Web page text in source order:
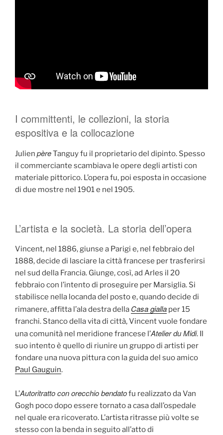
I committenti, le collezioni, la storia
espositiva e la collocazione
Julien pèreTanguy fu il proprietario del dipinto. Spesso
il commerciante scambiava le opere degli artisti con
materiale pittorico. L’opera fu, poi esposta in occasione
di due mostre nel 1901 e nel 1905.
L’artista e la società. La storia dell’opera
Vincent, nel 1886, giunse a Parigi e, nel febbraio del
1888, decide di lasciare la città francese per trasferirsi
nel sud della Francia. Giunge, così, ad Arles il 20
febbraio con l’intento di proseguire per Marsiglia. Si
stabilisce nella locanda del posto e, quando decide di
rimanere, affitta l’ala destra della Casa gialla per 15
franchi. Stanco della vita di città, Vincent vuole fondare
una comunità nel meridione francese l’Atelier du Midi. Il
suo intento è quello di riunire un gruppo di artisti per
fondare una nuova pittura con la guida del suo amico
Paul Gauguin.
L’Autoritratto con orecchio bendatofu realizzato da Van
Gogh poco dopo essere tornato a casa dall’ospedale
nel quale era ricoverato. L’artista ritrasse più volte se
stesso con la benda in seguito all’atto di